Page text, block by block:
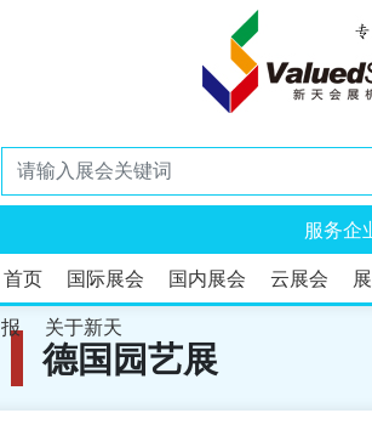
服务企
首页
国际展会 国内展会 云展会
报
关于新天
德国园艺展